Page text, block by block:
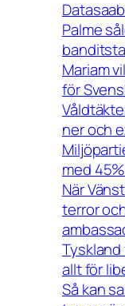
Palme
Mariam
för
ner och
med
När
terror
allt för
Så kan